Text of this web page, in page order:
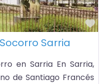
Sarria
en Sarria En Sarria,
de Santiago Francés